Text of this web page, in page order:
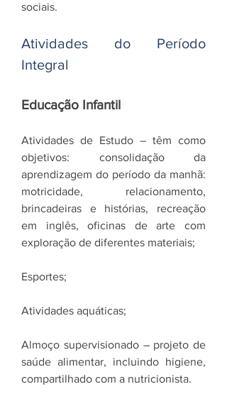
sociais.
Atividades do Período
Integral
Educação Infantil
Atividades de Estudo – têm como
objetivos: consolidação da
aprendizagem do período da manhã:
motricidade, relacionamento,
brincadeiras e histórias, recreação
em inglês, oficinas de arte com
exploração de diferentes materiais;
Esportes;
Atividades aquáticas;
Almoço supervisionado – projeto de
saúde alimentar, incluindo higiene,
compartilhado com a nutricionista.